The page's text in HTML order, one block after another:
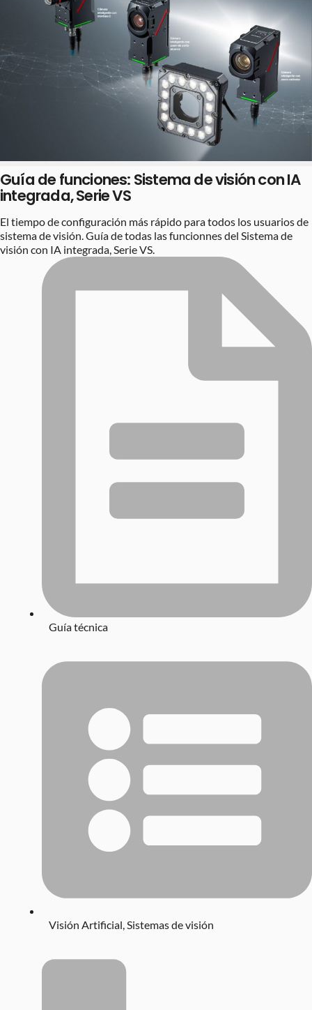
Guía de funciones: Sistema de visión con IA
integrada, Serie VS
El tiempo de configuración más rápido para todos los usuarios de
sistema de visión. Guía de todas las funcionnes del Sistema de
visión con IA integrada, Serie VS.
Guía técnica
Visión Artificial,Sistemas de visión